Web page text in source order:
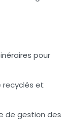
pour
recyclés et
de gestion des